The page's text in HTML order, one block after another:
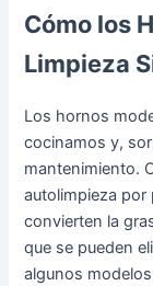
Cómo los
Limpieza
Los hornos
cocinamos y,
mantenimiento.
autolimpieza
convierten la
que se pueden
algunos